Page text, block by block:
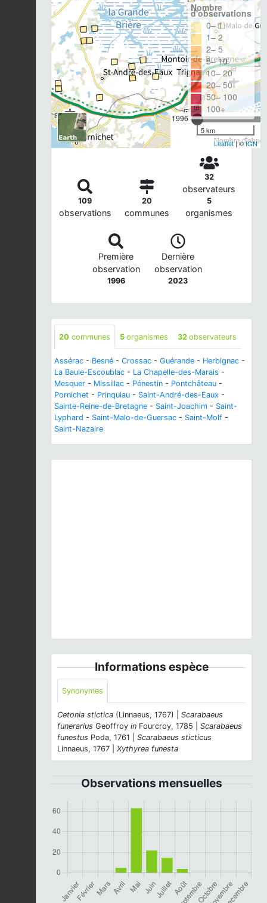
1996
Nombre
Nombre
d'observations
0– 1
1– 2
2– 5
5– 10
10– 20
20– 50
50– 100
100+
5 km
Leaflet| ©IGN
109
observations
20
communes
32
observateurs
5
organismes
Première
observation
1996
Dernière
observation
2023
20 communes 5 organismes 32 observateurs
Assérac - Besné - Crossac - Guérande - Herbignac -
La Baule-Escoublac - La Chapelle-des-Marais -
Mesquer - Missillac - Pénestin - Pontchâteau -
Pornichet - Prinquiau - Saint-André-des-Eaux -
Sainte-Reine-de-Bretagne - Saint-Joachim - Saint-
Lyphard - Saint-Malo-de-Guersac - Saint-Molf -
Saint-Nazaire
Informations espèce
Synonymes
Cetonia stictica (Linnaeus, 1767) | Scarabaeus
funerarius Geoffroy in Fourcroy, 1785 | Scarabaeus
funestus Poda, 1761 | Scarabaeus sticticus
Linnaeus, 1767 | Xythyrea funesta
Observations mensuelles